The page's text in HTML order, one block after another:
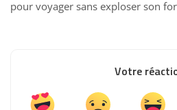
pour voyager sans exploser son
Votre